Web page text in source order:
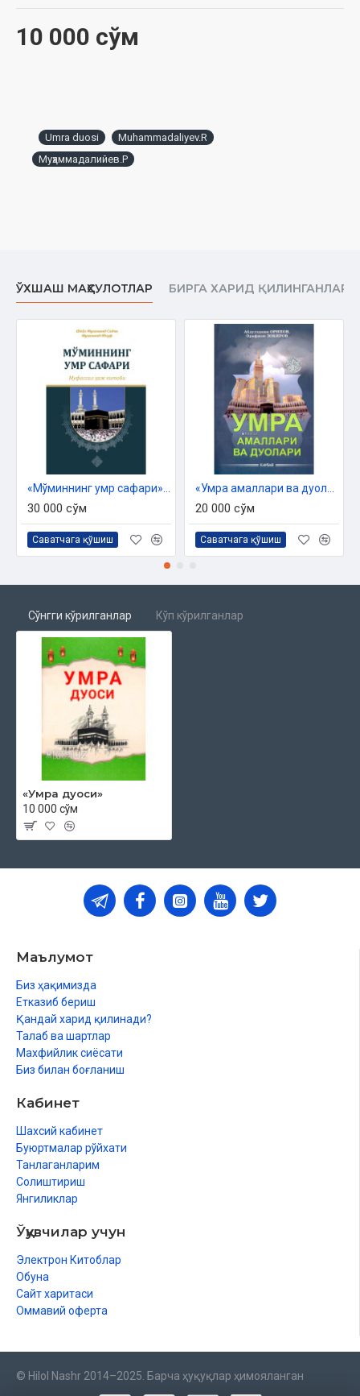
10 000 сўм
Umra duosi
Muhammadaliyev.R
Муҳаммадалийев.Р
ЎХШАШ МАҲСУЛОТЛАР БИРГА ХАРИД ҚИЛИНГАНЛАР
30 000 сўм
Саватчага қўшиш
20 000 сўм
Саватчага қўшиш
Сўнгги кўрилганлар Кўп кўрилганлар
«Умра дуоси»
10 000 сўм
Маълумот
Биз ҳақимизда
Етказиб бериш
Қандай харид қилинади?
Талаб ва шартлар
Махфийлик сиёсати
Биз билан боғланиш
Кабинет
Шахсий кабинет
Буюртмалар рўйхати
Танлаганларим
Солиштириш
Янгиликлар
Ўқувчилар учун
Электрон Китоблар
Обуна
Сайт харитаси
Оммавий оферта
© Hilol Nashr 2014–2025. Барча ҳуқуқлар ҳимояланган